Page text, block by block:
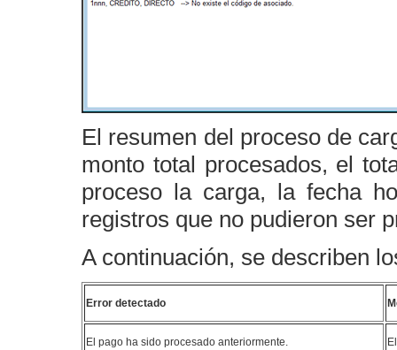
El resumen del proceso de
monto total procesados, el
proceso la carga, la fecha
registros que no pudieron ser
A continuación, se describen
Error detectado
El pago ha sido procesado anteriormente.